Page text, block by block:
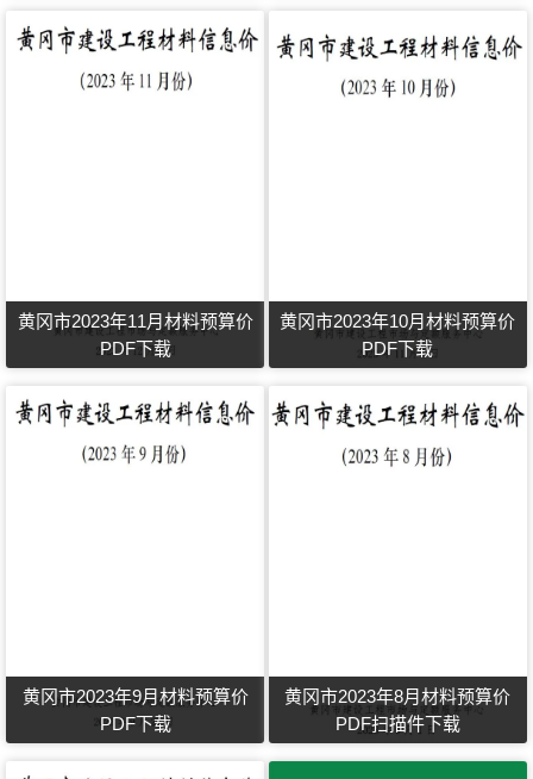
黄冈市2023年11月材料预算价
PDF下载
黄冈市2023年10月材料预算价
PDF下载
黄冈市2023年9月材料预算价
PDF下载
黄冈市2023年8月材料预算价
PDF扫描件下载